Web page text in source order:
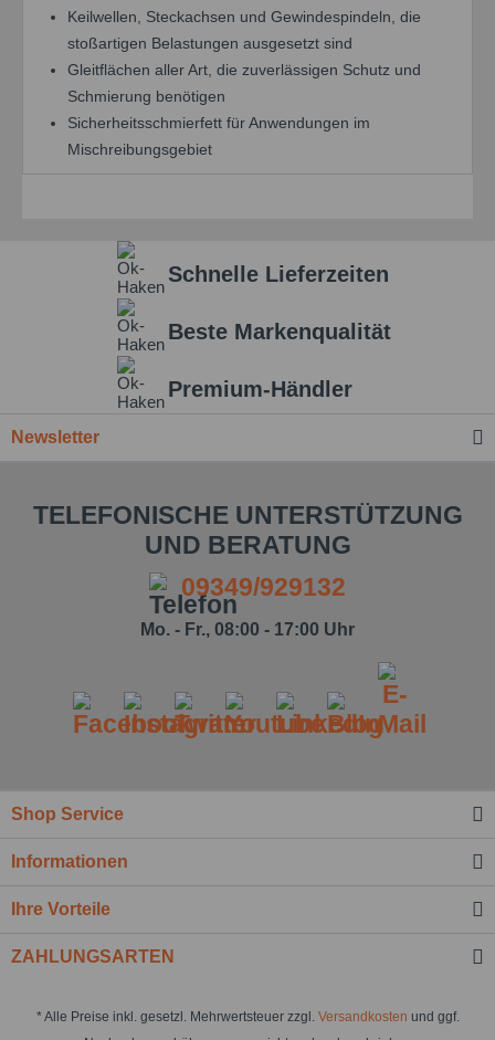
Keilwellen, Steckachsen und Gewindespindeln, die
stoßartigen Belastungen ausgesetzt sind
Gleitflächen aller Art, die zuverlässigen Schutz und
Schmierung benötigen
Sicherheitsschmierfett für Anwendungen im
Mischreibungsgebiet
Schnelle Lieferzeiten
Beste Markenqualität
Premium-Händler
Newsletter
TELEFONISCHE UNTERSTÜTZUNG
UND BERATUNG
09349/929132
Mo. - Fr., 08:00 - 17:00 Uhr
Shop Service
Informationen
Ihre Vorteile
ZAHLUNGSARTEN
* Alle Preise inkl. gesetzl. Mehrwertsteuer zzgl. Versandkosten und ggf.